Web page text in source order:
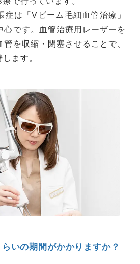
症は「Vビーム毛細血管治療」
心です。血管治療用レーザーを
を収縮・閉塞させることで、
ます。
いの期間がかかりますか？